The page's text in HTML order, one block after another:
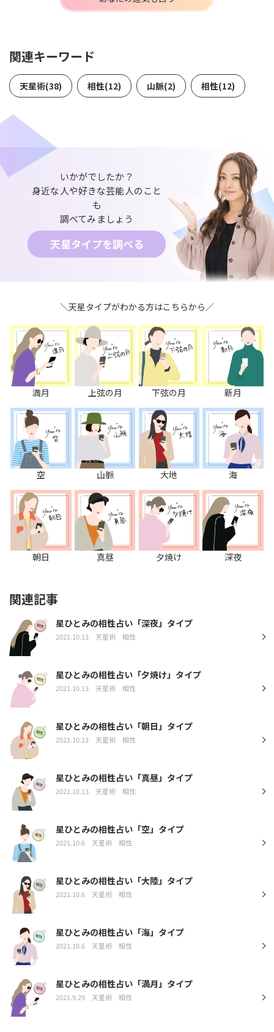
関連キーワード
天星術(38) 相性(12) 山脈(2) 相性(12)
いかがでしたか？
身近な人や好きな芸能人のこと
も
調べてみましょう
天星タイプを調べる
＼天星タイプがわかる方はこちらから／
満月 上弦の月 下弦の月 新月
空 山脈 大地 海
朝日 真昼 夕焼け 深夜
関連記事
星ひとみの相性占い「深夜」タイプ
2021.10.13 天星術 相性
星ひとみの相性占い「夕焼け」タイプ
2021.10.13 天星術 相性
星ひとみの相性占い「朝日」タイプ
2021.10.13 天星術 相性
星ひとみの相性占い「真昼」タイプ
2021.10.13 天星術 相性
星ひとみの相性占い「空」タイプ
2021.10.6 天星術 相性
星ひとみの相性占い「大陸」タイプ
2021.10.6 天星術 相性
星ひとみの相性占い「海」タイプ
2021.10.6 天星術 相性
星ひとみの相性占い「満月」タイプ
2021.9.29 天星術 相性